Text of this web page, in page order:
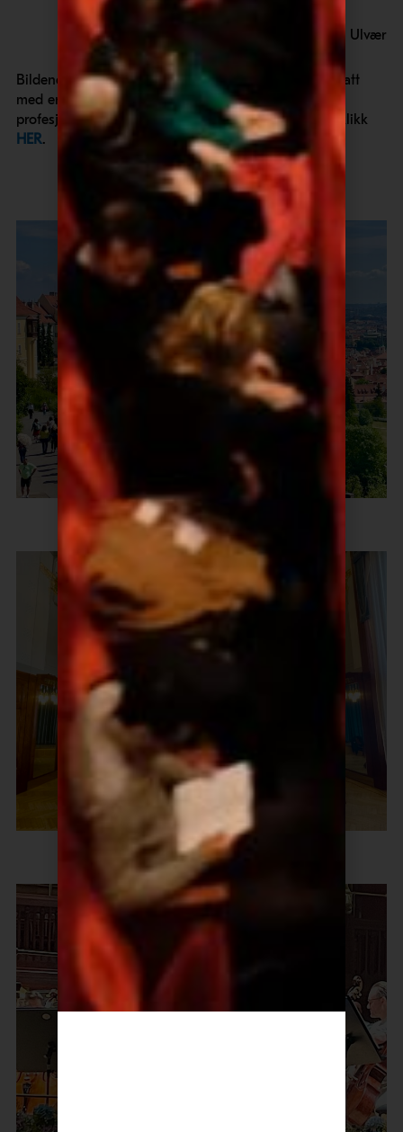
Bjørn Petter Ulvær
Bildene nedenfor, og de over, er våre amatørbilder, tatt
med en iPhone under vanskelig lysforhold. Vil du se
profesjonelle bilder fra konserten i Kommunehuset, klikk
HER.
Utsikt fra borgen
Bak Notene med Marco Feklistoff